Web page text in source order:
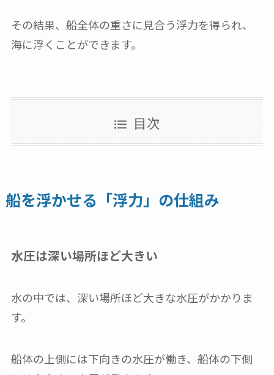
その結果、船全体の重さに見合う浮力を得られ、
海に浮くことができます。
目次
船を浮かせる「浮力」の仕組み
水圧は深い場所ほど大きい
水の中では、深い場所ほど大きな水圧がかかりま
す。
船体の上側には下向きの水圧が働き、船体の下側